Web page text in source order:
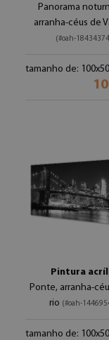
Panorama
arranha-céus de
(#oah-
tamanho de:
Pintura
Ponte, arranha-
rio (#oah-
tamanho de: